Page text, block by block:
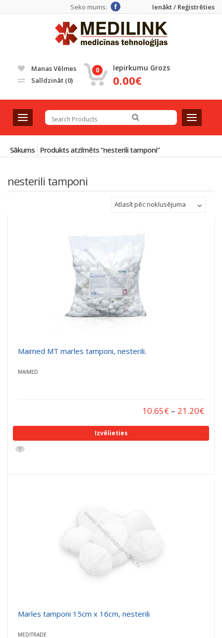
Ienākt / Reģistrēties
Seko mums:
Manas Vēlmes
Salīdzināt (0)
0 Iepirkumu Grozs
0.00€
T
o
g
g
l
n
a
T
o
g
l
a
Sākums Produkts atzīmēts “nesterili tamponi”
nesterili tamponi
Atlasīt pēc noklusējuma
Maimed MT marles tamponi, nesterili.
MAIMED
10.65€ – 21.20€
Izvēlieties
Marles tamponi 15cm x 16cm, nesterili
MEDITRADE